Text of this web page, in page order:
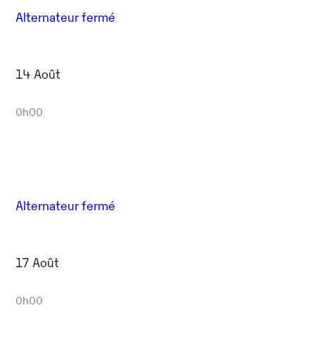
Alternateur fermé
14 Août
0h00
Alternateur fermé
17 Août
0h00